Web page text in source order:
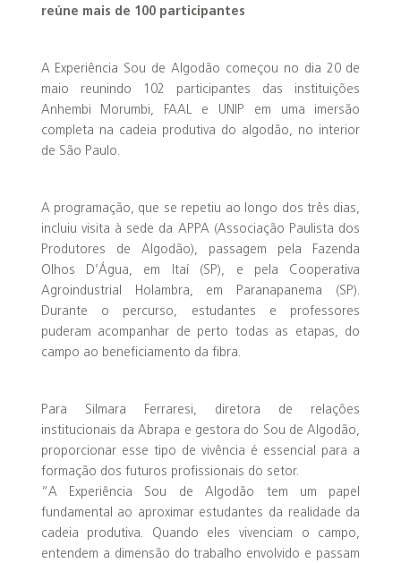
reúne mais de 100 participantes
A Experiência Sou de Algodão começou no dia 20 de
maio reunindo 102 participantes das instituições
Anhembi Morumbi, FAAL e UNIP em uma imersão
completa na cadeia produtiva do algodão, no interior
de São Paulo.
A programação, que se repetiu ao longo dos três dias,
incluiu visita à sede da APPA (Associação Paulista dos
Produtores de Algodão), passagem pela Fazenda
Olhos D’Água, em Itaí (SP), e pela Cooperativa
Agroindustrial Holambra, em Paranapanema (SP).
Durante o percurso, estudantes e professores
puderam acompanhar de perto todas as etapas, do
campo ao beneficiamento da fibra.
Para Silmara Ferraresi, diretora de relações
institucionais da Abrapa e gestora do Sou de Algodão,
proporcionar esse tipo de vivência é essencial para a
formação dos futuros profissionais do setor.
“A Experiência Sou de Algodão tem um papel
fundamental ao aproximar estudantes da realidade da
cadeia produtiva. Quando eles vivenciam o campo,
entendem a dimensão do trabalho envolvido e passam